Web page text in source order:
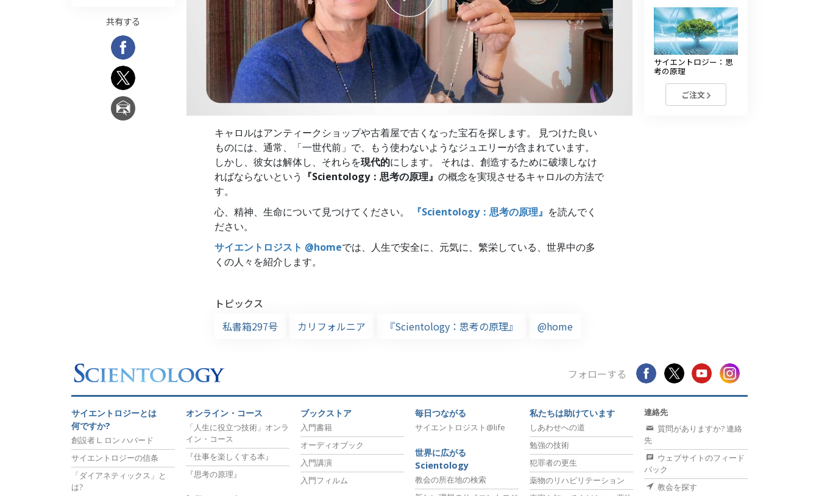
職場のためのツール
エシックスとコンディション
調査
勉強の技術
キャロルはアンティークショップや古着屋で古くなった宝石を探します。 見つけた良い
ものには、通常、「一世代前」で、もう使わないようなジュエリーが含まれています。
しかし、彼女は解体し、それらを現代的にします。 それは、創造するために破壊しなけ
ればならないという 『Scientology：思考の原理』 の概念を実現させるキャロルの方法で
す。
心、精神、生命について見つけてください。
『Scientology：思考の原理』 を読んでく
ださい。
サイエントロジスト @homeでは、人生で安全に、元気に、繁栄している、世界中の多
くの人々を紹介します。
トピックス
私書箱297号
カリフォルニア 『Scientology：思考の原理』 @home
共有する
サイエントロジー：思
考の原理
ご注文
フォローする
サイエントロジーとは
何ですか?
創設者 L. ロン ハバード
サイエントロジーの信条
「ダイアネティックス」と
は?
オンライン・コース
「人生に役立つ技術」オンラ
イン・コース
『仕事を楽しくする本』
『思考の原理』
ブックストア
入門書籍
オーディオブック
入門講演
入門フィルム
毎日つながる
サイエントロジスト@life
世界に広がる
Scientology
教会の所在地の検索
私たちは助けています
しあわせへの道
勉強の技術
犯罪者の更生
薬物のリハビリテーション
連絡先
質問がありますか? 連絡
先
ウェブサイトのフィード
バック
教会を探す